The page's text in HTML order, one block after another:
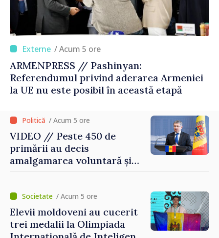
/ Acum 5 ore
ARMENPRESS // Pashinyan:
Referendumul privind aderarea Armeniei
la UE nu este posibil în această etapă
/ Acum 5 ore
VIDEO // Peste 450 de
primării au decis
amalgamarea voluntară și
Grosu: „Este important să
depășim blocajele și să dăm o
șansă localităților să se
dezvolte”
/ Acum 5 ore
Elevii moldoveni au cucerit
trei medalii la Olimpiada